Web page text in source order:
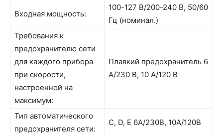
Входная мощность:
100-127 В/200-240 В, 50/60
Гц (номинал.)
Требования к
предохранителю сети
для каждого прибора
при скорости,
настроенной на
максимум:
Плавкий предохранитель 6
A/230 В, 10 A/120 В
Тип автоматического
предохранителя сети:
C, D, E 6A/230В, 10A/120В